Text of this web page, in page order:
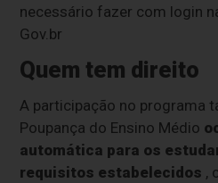
necessário fazer com login
Gov.br
Quem tem direito
A participação no programa
Poupança do Ensino Médio
automática para os
requisitos estabelecidos ,